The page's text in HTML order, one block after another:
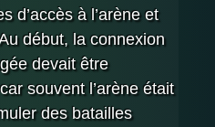
d’accès à l’arène et
début, la connexion
devait être
souvent l’arène était
des batailles